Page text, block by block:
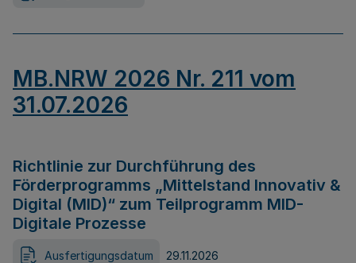
MB.NRW 2026 Nr. 211 vom
31.07.2026
Richtlinie zur Durchführung des
Förderprogramms „Mittelstand Innovativ &
Digital (MID)“ zum Teilprogramm MID-
Digitale Prozesse
Ausfertigungsdatum 29.11.2026